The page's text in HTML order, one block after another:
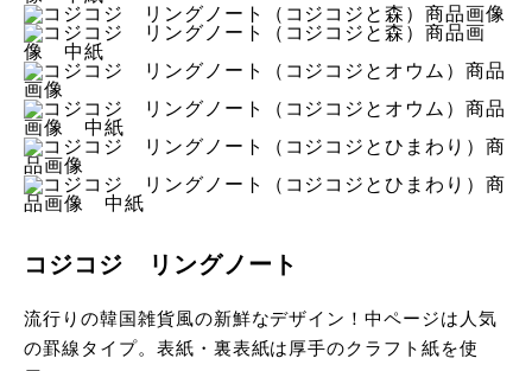
紙
コジコジ リングノート
流行りの韓国雑貨風の新鮮なデザイン！中ページは人気
の罫線タイプ。表紙・裏表紙は厚手のクラフト紙を使